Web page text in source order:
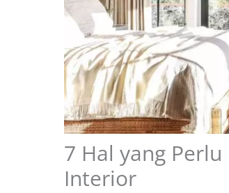
7 Hal yang
Interior